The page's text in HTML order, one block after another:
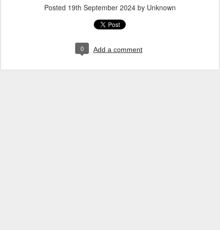
Posted 19th September 2024 by Unknown
0 Add a comment